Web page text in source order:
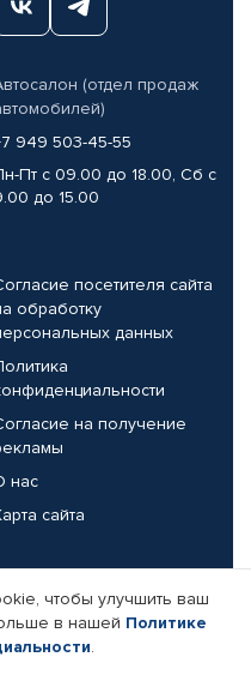
(отдел продаж
949 503-45-55
Пт с 09.00 до 18.00, Сб с
до 15.00
посетителя сайта
обработку
данных
на получение
нас
сайта
компании
чтобы улучшить ваш
в нашей Политике
.